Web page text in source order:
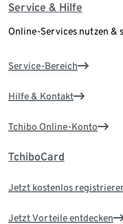
Service & Hilfe
Online-Services nutzen &
Service-Bereich
Hilfe & Kontakt
Tchibo Online-Konto
TchiboCard
Jetzt kostenlos
Jetzt Vorteile entdecken